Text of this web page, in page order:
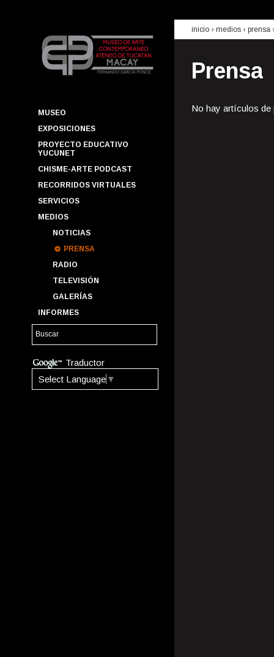
MUSEO
EXPOSICIONES
PROYECTO EDUCATIVO
YUCUNET
CHISME-ARTE PODCAST
RECORRIDOS VIRTUALES
SERVICIOS
MEDIOS
NOTICIAS
PRENSA
RADIO
TELEVISIÓN
GALERÍAS
INFORMES
Traductor
Select Language ▼
inicio › medios › prensa
Prensa
No hay artículos de